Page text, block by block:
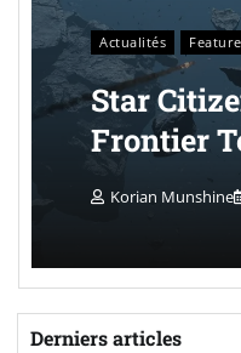
Actualités
Star
Frontier
Korian Munshine
Derniers articles